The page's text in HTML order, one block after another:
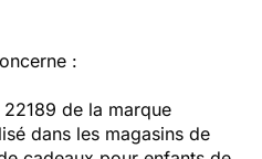
:
de la marque
dans les magasins de